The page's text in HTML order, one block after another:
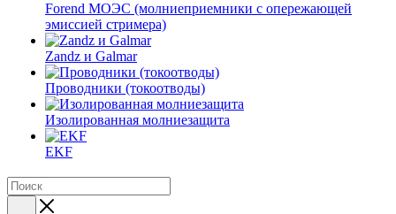
Forend МОЭС (молниеприемники с опережающей
эмиссией стримера)
Zandz и Galmar
Проводники (токоотводы)
Изолированная молниезащита
EKF